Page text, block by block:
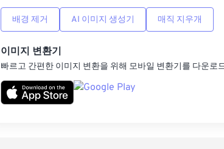
URL에서
배경 제거 AI 이미지 생성기 매직 지우개
이미지 변환기
빠르고 간편한 이미지 변환을 위해 모바일 변환기를 다운로